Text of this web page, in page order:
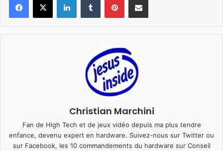
Christian Marchini
Fan de High Tech et de jeux vidéo depuis ma plus tendre
enfance, devenu expert en hardware. Suivez-nous sur Twitter ou
sur Facebook, les 10 commandements du hardware sur Conseil